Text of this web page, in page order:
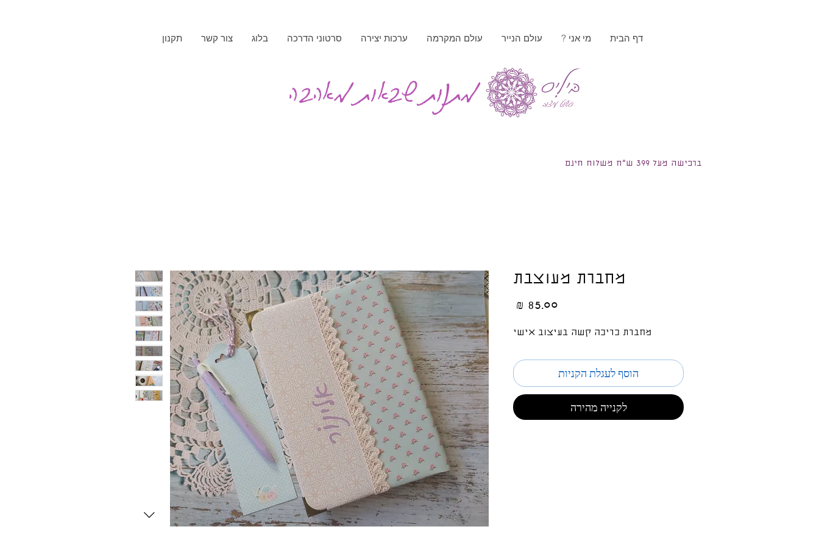
תקנון צור קשר בלוג סרטוני הדרכה ערכות יצירה עולם המקרמה עולם הנייר ? מי אני דף הבית
מתנות שבאות מאהבה
ברכישה מעל 399 ש"ח משלוח חינם
מחברת מעוצבת
מחברת כריכה קשה בעיצוב אישי
הוסף לעגלת הקניות
לקנייה מהירה